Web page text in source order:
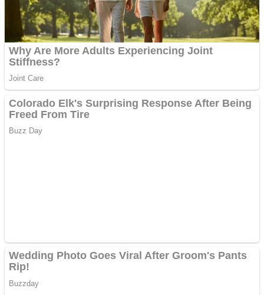
Covid-19: 755 de cazuri
noi în România
metale